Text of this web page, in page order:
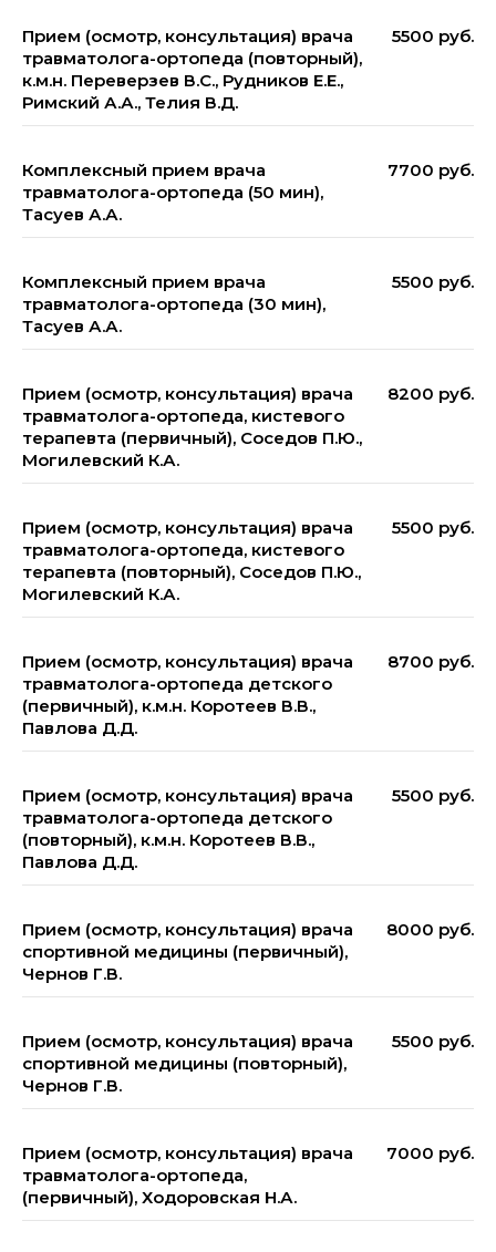
Прием (осмотр, консультация) врача
травматолога-ортопеда (повторный),
к.м.н. Переверзев В.С., Рудников Е.Е.,
Римский А.А., Телия В.Д.
5500 руб.
Комплексный прием врача
травматолога-ортопеда (50 мин),
Тасуев А.А.
7700 руб.
Комплексный прием врача
травматолога-ортопеда (30 мин),
Тасуев А.А.
5500 руб.
Прием (осмотр, консультация) врача
травматолога-ортопеда, кистевого
терапевта (первичный), Соседов П.Ю.,
Могилевский К.А.
8200 руб.
Прием (осмотр, консультация) врача
травматолога-ортопеда, кистевого
терапевта (повторный), Соседов П.Ю.,
Могилевский К.А.
5500 руб.
Прием (осмотр, консультация) врача
травматолога-ортопеда детского
(первичный), к.м.н. Коротеев В.В.,
Павлова Д.Д.
8700 руб.
Прием (осмотр, консультация) врача
травматолога-ортопеда детского
(повторный), к.м.н. Коротеев В.В.,
Павлова Д.Д.
5500 руб.
Прием (осмотр, консультация) врача
спортивной медицины (первичный),
Чернов Г.В.
8000 руб.
Прием (осмотр, консультация) врача
спортивной медицины (повторный),
Чернов Г.В.
5500 руб.
Прием (осмотр, консультация) врача
травматолога-ортопеда,
(первичный), Ходоровская Н.А.
7000 руб.